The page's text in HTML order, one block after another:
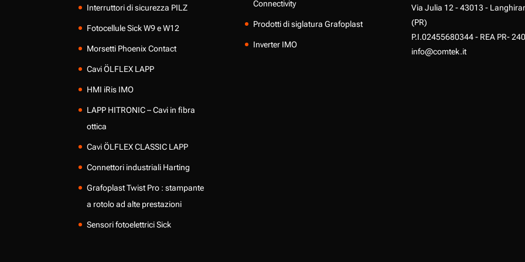
Interruttori di sicurezza PILZ
Fotocellule Sick W9 e W12
Morsetti Phoenix Contact
Cavi ÖLFLEX LAPP
HMI iRis IMO
LAPP HITRONIC – Cavi in fibra
ottica
Cavi ÖLFLEX CLASSIC LAPP
Connettori industriali Harting
Grafoplast Twist Pro : stampante
a rotolo ad alte prestazioni
Sensori fotoelettrici Sick
Connectivity
Prodotti di siglatura Grafoplast
Inverter IMO
Via Julia 12 - 43013 -
(PR)
P.I.02455680344 - REA PR-
info@comtek.it